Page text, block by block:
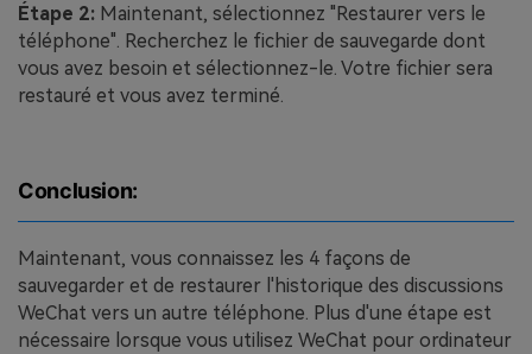
Étape 2: Maintenant, sélectionnez "Restaurer vers le
téléphone". Recherchez le fichier de sauvegarde dont
vous avez besoin et sélectionnez-le. Votre fichier sera
restauré et vous avez terminé.
Conclusion:
Maintenant, vous connaissez les 4 façons de
sauvegarder et de restaurer l'historique des discussions
WeChat vers un autre téléphone. Plus d'une étape est
nécessaire lorsque vous utilisez WeChat pour ordinateur